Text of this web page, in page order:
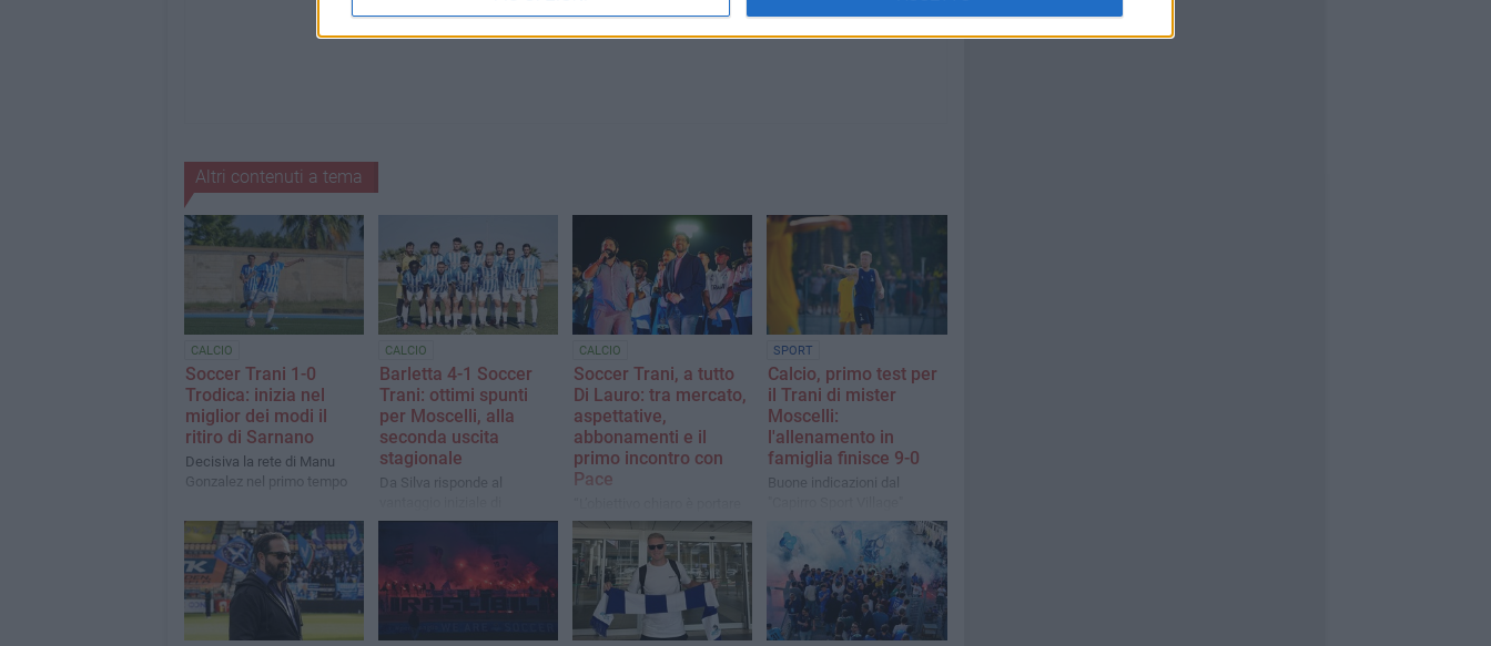
Altri contenuti a tema
CALCIO
Soccer Trani 1-0
Trodica: inizia nel
miglior dei modi il
ritiro di Sarnano
Decisiva la rete di Manu
Gonzalez nel primo tempo
CALCIO
Barletta 4-1 Soccer
Trani: ottimi spunti
per Moscelli, alla
seconda uscita
stagionale
Da Silva risponde al
Lanzone
CALCIO
Soccer Trani, a tutto
Di Lauro: tra mercato,
aspettative,
abbonamenti e il
primo incontro con
Pace
questa società in Serie D
entro il 2029, ma dobbiamo
affrontare questo
campionato con l’umiltà di
una matricola”
SPORT
Calcio, primo test per
il Trani di mister
Moscelli:
l'allenamento in
famiglia finisce 9-0
Buone indicazioni dal
contro l'Under 19.